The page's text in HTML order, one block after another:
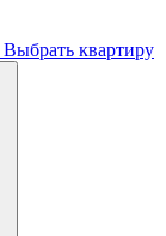
Выбрать квартиру